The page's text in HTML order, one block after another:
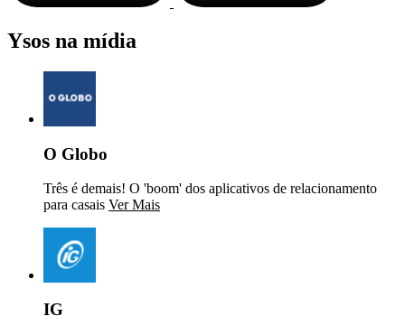
Ysos na mídia
O Globo
Três é demais! O 'boom' dos aplicativos de relacionamento
para casais Ver Mais
IG